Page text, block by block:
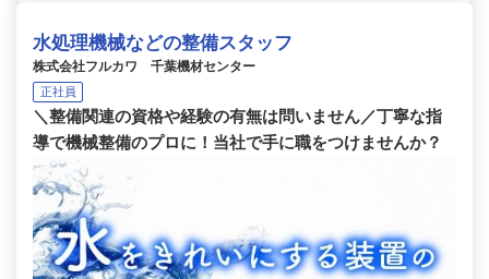
水処理機械などの整備スタッフ
株式会社フルカワ 千葉機材センター
正社員
＼整備関連の資格や経験の有無は問いません／丁寧な指
導で機械整備のプロに！当社で手に職をつけませんか？